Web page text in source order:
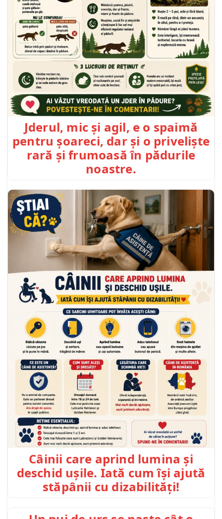
Jderul, mic și agil, e o spaimă
pentru șoareci, dar și o priveliște
rară și frumoasă în pădurile
noastre.
Câinii care aprind lumina și
deschid ușile. Iată cum își ajută
stăpânii cu dizabilități!